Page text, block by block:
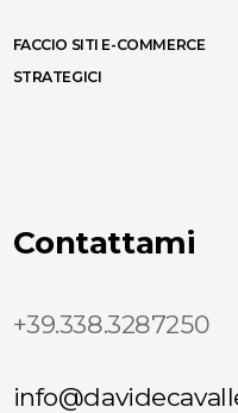
FACCIO SITI E-COMMERCE
STRATEGICI
Contattami
+39.338.3287250